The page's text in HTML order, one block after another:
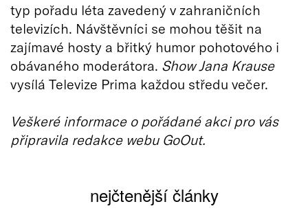
typ pořadu léta zavedený v zahraničních
televizích. Návštěvníci se mohou těšit na
zajímavé hosty a břitký humor pohotového i
obávaného moderátora. Show Jana Krause
vysílá Televize Prima každou středu večer.
Veškeré informace o pořádané akci pro vás
připravila redakce webu GoOut.
nejčtenější články